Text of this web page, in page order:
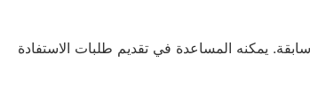
يمكنه المساعدة في تقديم طلبات الاستفادة